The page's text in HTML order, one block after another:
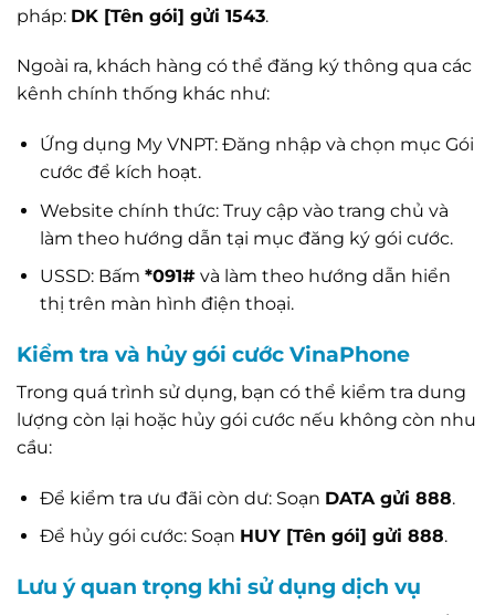
pháp: DK [Tên gói] gửi 1543.
Ngoài ra, khách hàng có thể đăng ký thông qua các
kênh chính thống khác như:
Ứng dụng My VNPT: Đăng nhập và chọn mục Gói
cước để kích hoạt.
Website chính thức: Truy cập vào trang chủ và
làm theo hướng dẫn tại mục đăng ký gói cước.
USSD: Bấm *091#và làm theo hướng dẫn hiển
thị trên màn hình điện thoại.
Kiểm tra và hủy gói cước VinaPhone
Trong quá trình sử dụng, bạn có thể kiểm tra dung
lượng còn lại hoặc hủy gói cước nếu không còn nhu
cầu:
Để kiểm tra ưu đãi còn dư: Soạn DATA gửi 888.
Để hủy gói cước: Soạn HUY [Tên gói] gửi 888.
Lưu ý quan trọng khi sử dụng dịch vụ